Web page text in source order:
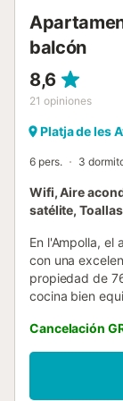
balcón
8,6
21 opiniones
Platja de les
6 pers. 3
Wifi, Aire
satélite, Toallas
En l'Ampolla, el
con una
propiedad de
cocina bien
servicios
para hacer
y lavadora. El
balcón
Cancelación